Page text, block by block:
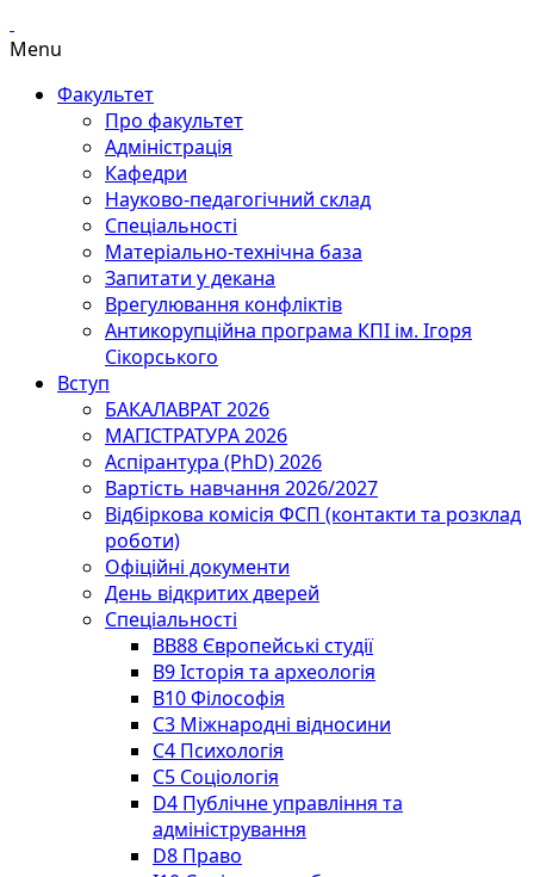
Menu
Факультет
Про факультет
Адміністрація
Кафедри
Науково-педагогічний склад
Спеціальності
Матеріально-технічна база
Запитати у декана
Врегулювання конфліктів
Антикорупційна програма КПІ ім. Ігоря
Сікорського
Вступ
БАКАЛАВРАТ 2026
МАГІСТРАТУРА 2026
Аспірантура (PhD) 2026
Вартість навчання 2026/2027
Відбіркова комісія ФСП (контакти та розклад
роботи)
Офіційні документи
День відкритих дверей
Спеціальності
BВ88 Європейські студії
B9 Історія та археологія
B10 Філософія
C3 Міжнародні відносини
C4 Психологія
С5 Соціологія
D4 Публічне управління та
адміністрування
D8 Право